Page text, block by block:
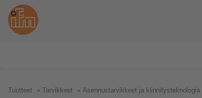
Tuotteet Tarvikkeet Asennustarvikkeet ja kiinnitysteknologia